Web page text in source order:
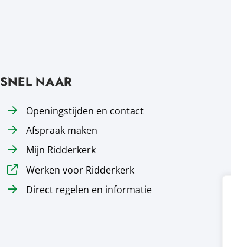
SNEL NAAR
Openingstijden en contact
Afspraak maken
Mijn Ridderkerk
Werken voor Ridderkerk
Direct regelen en informatie